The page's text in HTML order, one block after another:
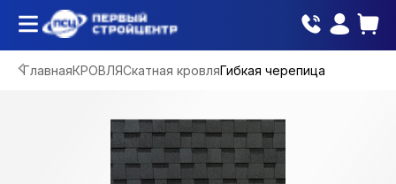
ГлавнаяКРОВЛЯСкатная кровляГибкая черепица